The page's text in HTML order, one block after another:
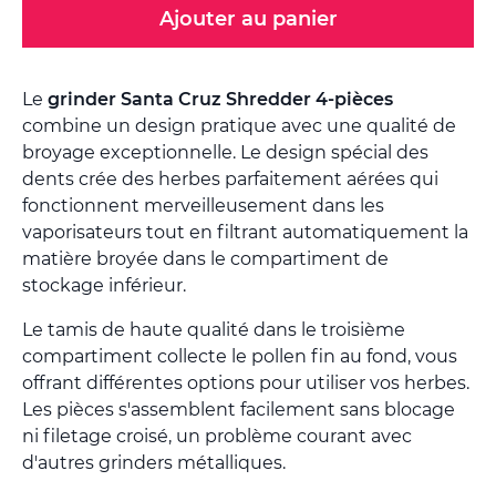
Ajouter au panier
Le grinder Santa Cruz Shredder 4-pièces
combine un design pratique avec une qualité de
broyage exceptionnelle. Le design spécial des
dents crée des herbes parfaitement aérées qui
fonctionnent merveilleusement dans les
vaporisateurs tout en filtrant automatiquement la
matière broyée dans le compartiment de
stockage inférieur.
Le tamis de haute qualité dans le troisième
compartiment collecte le pollen fin au fond, vous
offrant différentes options pour utiliser vos herbes.
Les pièces s'assemblent facilement sans blocage
ni filetage croisé, un problème courant avec
d'autres grinders métalliques.